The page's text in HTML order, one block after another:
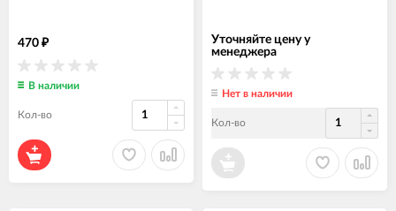
470 ₽
В наличии
Кол-во
Уточняйте цену у
менеджера
Нет в наличии
Кол-во